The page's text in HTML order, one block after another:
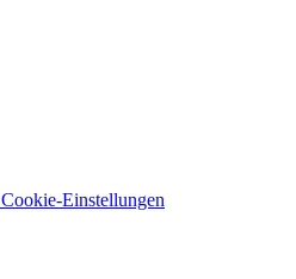
Cookie-Einstellungen